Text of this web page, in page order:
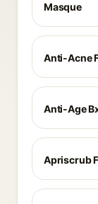
Masque
Anti-Acne
Anti-Age
Apriscrub